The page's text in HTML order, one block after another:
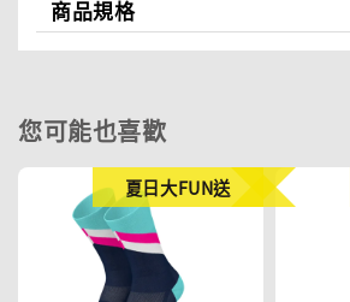
商品規格
您可能也喜歡
夏日大FUN送